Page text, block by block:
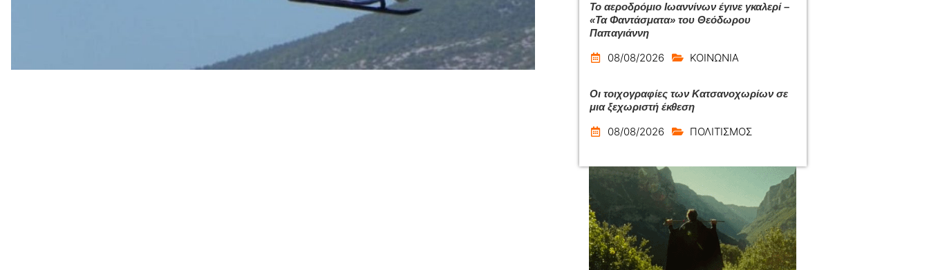
Το αεροδρόμιο Ιωαννίνων έγινε γκαλερί –
«Τα Φαντάσματα» του Θεόδωρου
Παπαγιάννη
08/08/2026 ΚΟΙΝΩΝΙΑ
Οι τοιχογραφίες των Κατσανοχωρίων σε
μια ξεχωριστή έκθεση
08/08/2026 ΠΟΛΙΤΙΣΜΟΣ